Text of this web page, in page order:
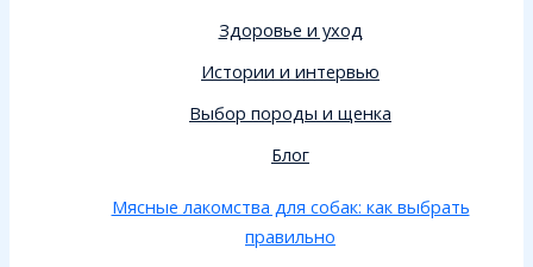
Здоровье и уход
Истории и интервью
Выбор породы и щенка
Блог
Мясные лакомства для собак: как выбрать
правильно